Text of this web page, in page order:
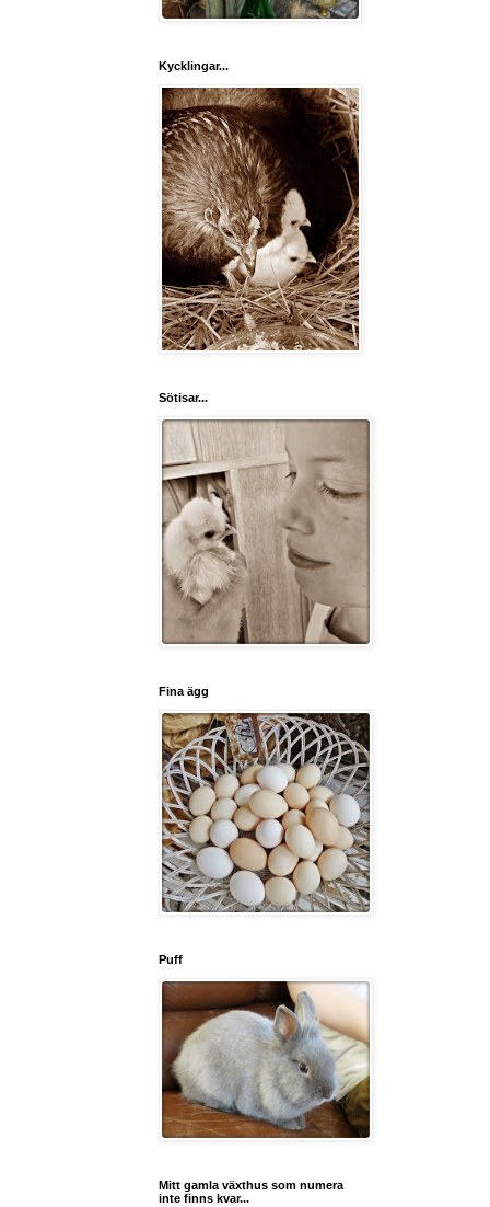
Kycklingar...
Sötisar...
Fina ägg
Puff
Mitt gamla växthus som numera
inte finns kvar...